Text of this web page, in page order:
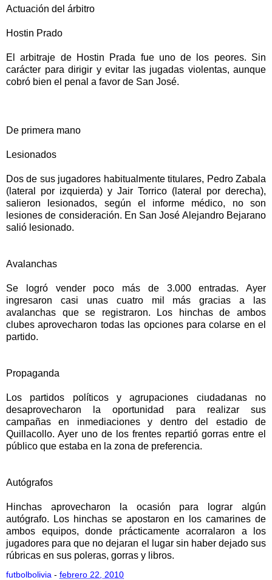
Actuación del árbitro
Hostin Prado
El arbitraje de Hostin Prada fue uno de los peores. Sin
carácter para dirigir y evitar las jugadas violentas, aunque
cobró bien el penal a favor de San José.
De primera mano
Lesionados
Dos de sus jugadores habitualmente titulares, Pedro Zabala
(lateral por izquierda) y Jair Torrico (lateral por derecha),
salieron lesionados, según el informe médico, no son
lesiones de consideración. En San José Alejandro Bejarano
salió lesionado.
Avalanchas
Se logró vender poco más de 3.000 entradas. Ayer
ingresaron casi unas cuatro mil más gracias a las
avalanchas que se registraron. Los hinchas de ambos
clubes aprovecharon todas las opciones para colarse en el
partido.
Propaganda
Los partidos políticos y agrupaciones ciudadanas no
desaprovecharon la oportunidad para realizar sus
campañas en inmediaciones y dentro del estadio de
Quillacollo. Ayer uno de los frentes repartió gorras entre el
público que estaba en la zona de preferencia.
Autógrafos
Hinchas aprovecharon la ocasión para lograr algún
autógrafo. Los hinchas se apostaron en los camarines de
ambos equipos, donde prácticamente acorralaron a los
jugadores para que no dejaran el lugar sin haber dejado sus
rúbricas en sus poleras, gorras y libros.
futbolbolivia - febrero 22, 2010